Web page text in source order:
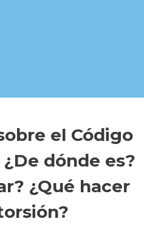
el Código
dónde es?
¿Qué hacer